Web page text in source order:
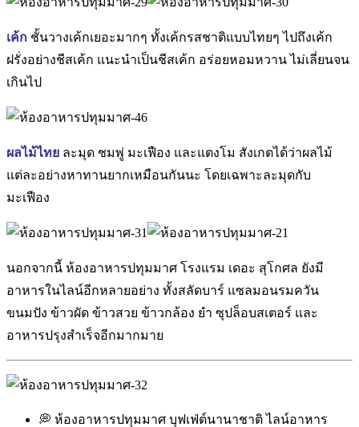
เค้ก ชั้นวางเค้กเยอะมากๆ ทั้งเค้กรสชาติแบบไทยๆ ไปถึงเค้ก
ฝรั่งอย่างชีสเค้ก แนะนำเป็นชีสเค้ก อร่อยหอมหวาน ไม่เลี่ยนจน
เกินไป
ผลไม้ไทย ละมุด ชมพู่ มะเฟือง และแตงโม สังเกตได้ว่าผลไม้
แต่ละอย่างหาทานยากเหมือนกันนะ โดยเฉพาะละมุดกับ
มะเฟือง
นอกจากนี้ ห้องอาหารปทุมมาศ โรงแรม เดอะ สุโกศล ยังมี
อาหารในไลน์อีกหลายอย่าง ทั้งสลัดบาร์ แซลมอนรมควัน
ขนมปัง ข้าวผัด ข้าวสวย ข้าวกล้อง ยำ ซุปล็อบสเตอร์ และ
อาหารปรุงสำเร็จอีกมากมาย
💭 ห้องอาหารปทุมมาศ บุฟเฟ่ต์นานาชาติ ไลน์อาหาร